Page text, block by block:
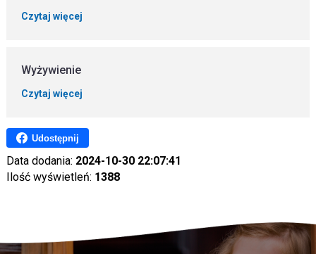
Czytaj więcej
Wyżywienie
Czytaj więcej
Udostępnij
Data dodania: 2024-10-30 22:07:41
Ilość wyświetleń: 1388